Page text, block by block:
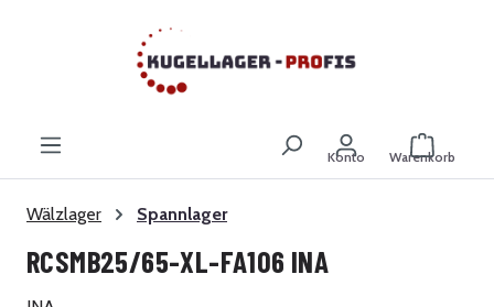
Zum Hauptinhalt springen
Konto Warenkorb
Wälzlager Spannlager
RCSMB25/65-XL-FA106 INA